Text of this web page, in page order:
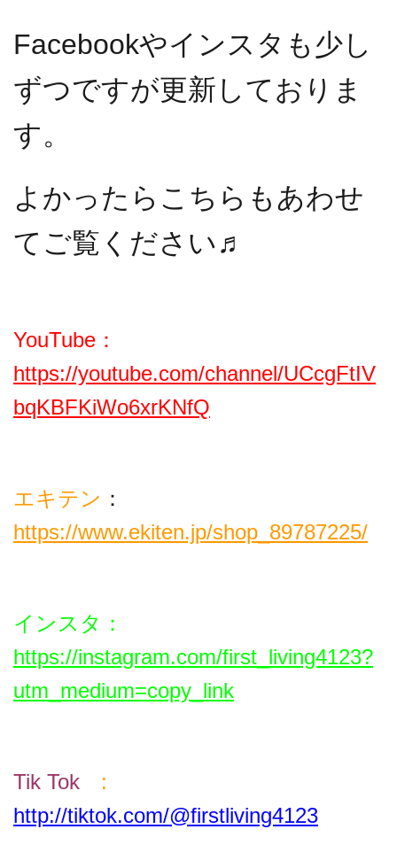
Facebookやインスタも少し
ずつですが更新しておりま
す。
よかったらこちらもあわせ
てご覧ください♬
YouTube：
https://youtube.com/channel/UCcgFtIV
bqKBFKiWo6xrKNfQ
エキテン ：
https://www.ekiten.jp/shop_89787225/
インスタ ：
https://instagram.com/first_living4123?
utm_medium=copy_link
Tik Tok :
http://tiktok.com/@firstliving4123